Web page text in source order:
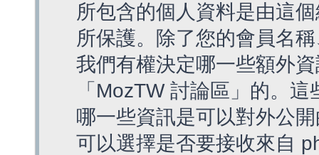
所包含的個人資料是由這
所保護。除了您的會員名
我們有權決定哪一些額外
「MozTW 討論區」的。
哪一些資訊是可以對外公
可以選擇是否要接收來自